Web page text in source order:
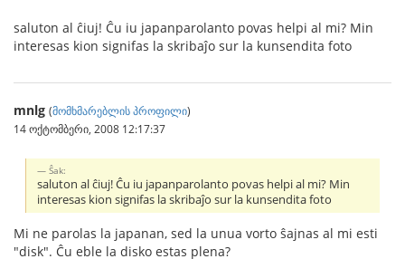
saluton al ĉiuj! Ĉu iu japanparolanto povas helpi al mi? Min
interesas kion signifas la skribaĵo sur la kunsendita foto
mnlg (მომხმარებლის პროფილი)
14 ოქტომბერი, 2008 12:17:37
Ŝak:
saluton al ĉiuj! Ĉu iu japanparolanto povas helpi al mi? Min
interesas kion signifas la skribaĵo sur la kunsendita foto
Mi ne parolas la japanan, sed la unua vorto ŝajnas al mi esti
"disk". Ĉu eble la disko estas plena?